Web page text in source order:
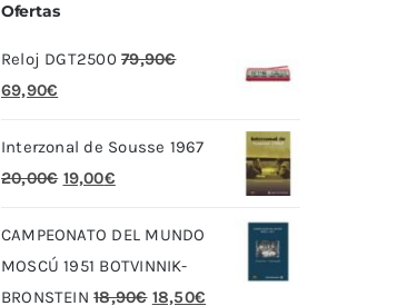
Ofertas
Reloj DGT2500 79,90€
El
original
era:
69,90€
actual
es:
Interzonal de Sousse 1967
20,00€ El
original
era:
20,00€.
19,00€El
actual
es:
19,00€.
CAMPEONATO DEL MUNDO
MOSCÚ 1951 BOTVINNIK-
BRONSTEIN 18,90€ El
18,50€